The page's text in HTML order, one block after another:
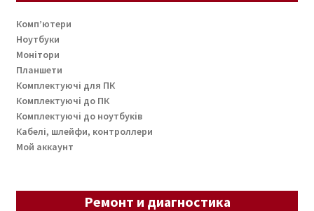
Комп’ютери
Ноутбуки
Монітори
Планшети
Комплектуючі для ПК
Комплектуючі до ПК
Комплектуючі до ноутбуків
Кабелі, шлейфи, контроллери
Мой аккаунт
Ремонт и диагностика